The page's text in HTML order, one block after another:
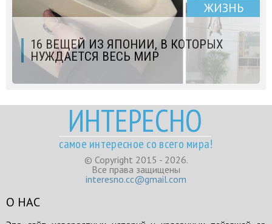
ЖИЗНЬ
16 ВЕЩЕЙ ИЗ ЯПОНИИ, В КОТОРЫХ
НУЖДАЕТСЯ ВЕСЬ МИР
ИНТЕРЕСНО
самое интересное со всего мира!
© Copyright 2015 - 2026.
Все права защищены
interesno.cc@gmail.com
О НАС